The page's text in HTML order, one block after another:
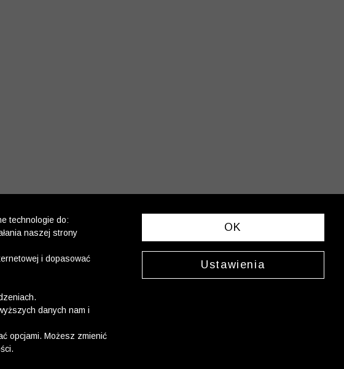
technologie do:
naszej strony
i dopasować
danych nam i
opcjami. Możesz zmienić
OK
Ustawienia